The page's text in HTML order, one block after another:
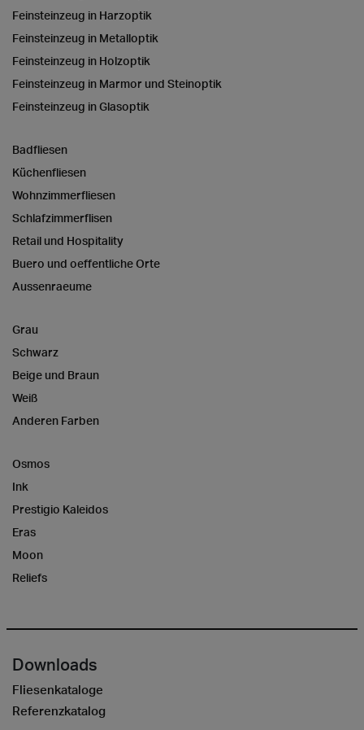
Feinsteinzeug in Harzoptik
Feinsteinzeug in Metalloptik
Feinsteinzeug in Holzoptik
Feinsteinzeug in Marmor und Steinoptik
Feinsteinzeug in Glasoptik
Badfliesen
Küchenfliesen
Wohnzimmerfliesen
Schlafzimmerflisen
Retail und Hospitality
Buero und oeffentliche Orte
Aussenraeume
Grau
Schwarz
Beige und Braun
Weiß
Anderen Farben
Osmos
Ink
Prestigio Kaleidos
Eras
Moon
Reliefs
Downloads
Fliesenkataloge
Referenzkatalog